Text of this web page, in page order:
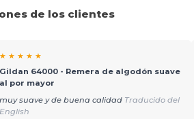
de los clientes
★ ★ ★ ★ ★
Gildan 64000 - Remera de algodón suave
al por mayor
muy suave y de buena calidad Traducido del
English